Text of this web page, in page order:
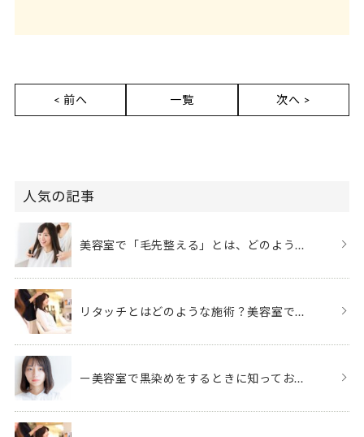
< 前へ 一覧 次へ >
人気の記事
美容室で「毛先整える」とは、どのよう...
リタッチとはどのような施術？美容室で...
ー美容室で黒染めをするときに知ってお...